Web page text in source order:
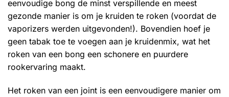
eenvoudige bong de minst verspillende en meest
gezonde manier is om je kruiden te roken (voordat de
vaporizers werden uitgevonden!). Bovendien hoef je
geen tabak toe te voegen aan je kruidenmix, wat het
roken van een bong een schonere en puurdere
rookervaring maakt.
Het roken van een joint is een eenvoudigere manier om